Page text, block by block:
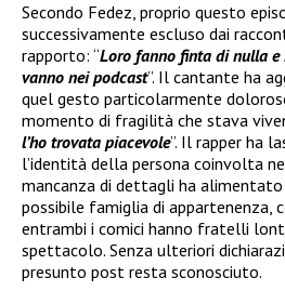
Secondo Fedez, proprio questo
successivamente escluso dai
rapporto: “Loro fanno finta di nulla
vanno nei podcast”. Il cantante ha
quel gesto particolarmente
momento di fragilità che stava
l’ho trovata piacevole”. Il rapper ha
l’identità della persona coinvolta
mancanza di dettagli ha
possibile famiglia di appartenenza,
entrambi i comici hanno fratelli
spettacolo. Senza ulteriori
presunto post resta sconosciuto.